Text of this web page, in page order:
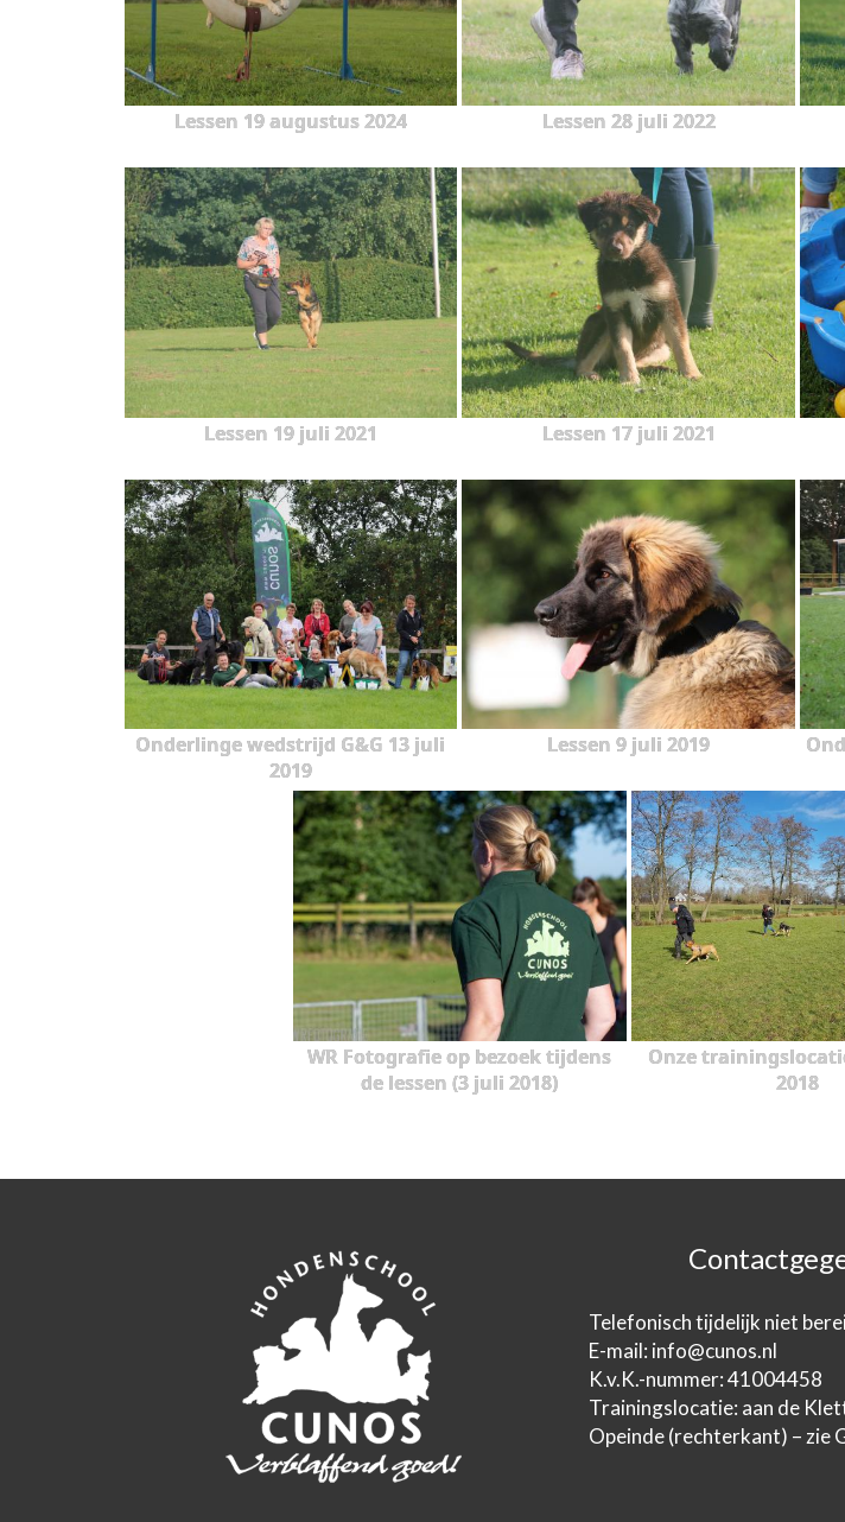
Lessen 19 augustus 2024 Lessen 28 juli 2022
Lessen 19 juli 2021 Lessen 17 juli 2021
Onderlinge wedstrijd G&G 13 juli
2019
Lessen 9 juli 2019
WR Fotografie op bezoek tijdens
de lessen (3 juli 2018)
Onze
2018
Telefonisch tijdelijk niet
E-mail: info@cunos.nl
K.v.K.-nummer: 41004458
Trainingslocatie: aan de
Opeinde (rechterkant) – zie